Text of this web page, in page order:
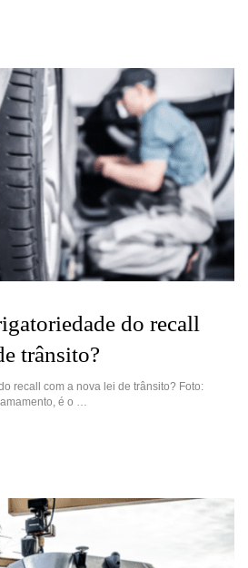
do recall
trânsito?
recall com a nova lei de trânsito? Foto:
é o …